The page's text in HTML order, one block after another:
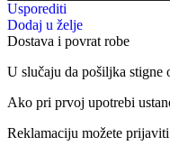
Usporediti
Dodaj u želje
Dostava i povrat robe
U slučaju da pošiljka stigne
Ako pri prvoj upotrebi
Reklamaciju možete